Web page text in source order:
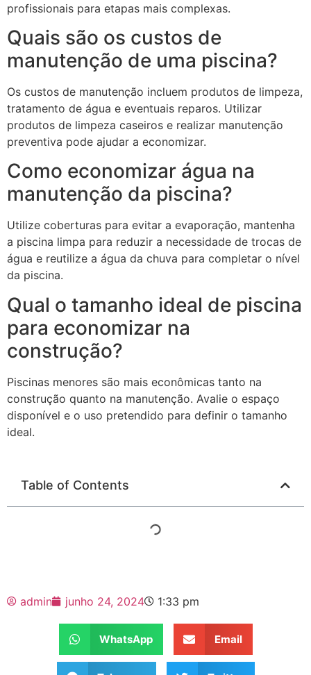
profissionais para etapas mais complexas.
Quais são os custos de
manutenção de uma piscina?
Os custos de manutenção incluem produtos de limpeza,
tratamento de água e eventuais reparos. Utilizar
produtos de limpeza caseiros e realizar manutenção
preventiva pode ajudar a economizar.
Como economizar água na
manutenção da piscina?
Utilize coberturas para evitar a evaporação, mantenha
a piscina limpa para reduzir a necessidade de trocas de
água e reutilize a água da chuva para completar o nível
da piscina.
Qual o tamanho ideal de piscina
para economizar na
construção?
Piscinas menores são mais econômicas tanto na
construção quanto na manutenção. Avalie o espaço
disponível e o uso pretendido para definir o tamanho
ideal.
Table of Contents
admin junho 24, 2024 1:33 pm
WhatsApp Email